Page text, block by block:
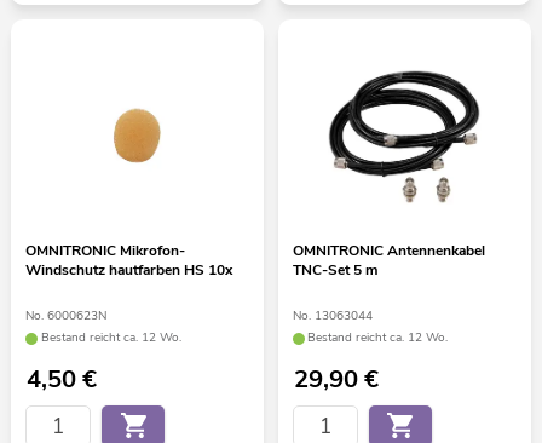
OMNITRONIC Mikrofon-
Windschutz hautfarben HS 10x
No. 6000623N
Bestand reicht ca. 12 Wo.
4,50€
OMNITRONIC Antennenkabel
TNC-Set 5 m
No. 13063044
Bestand reicht ca. 12 Wo.
29,90€